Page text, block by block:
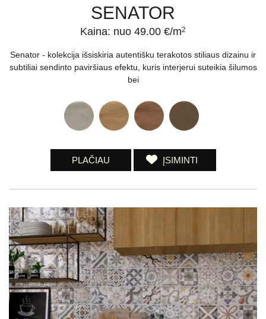
SENATOR
Kaina: nuo 49.00 €/m2
Senator - kolekcija išsiskiria autentišku terakotos stiliaus dizainu ir
subtiliai sendinto paviršiaus efektu, kuris interjerui suteikia šilumos
bei
PLAČIAU ĮSIMINTI